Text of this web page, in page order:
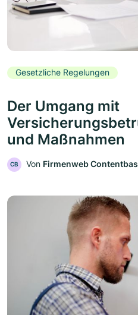
Gesetzliche Regelungen
Der Umgang mit
und Maßnahmen
CB Von Firmenweb